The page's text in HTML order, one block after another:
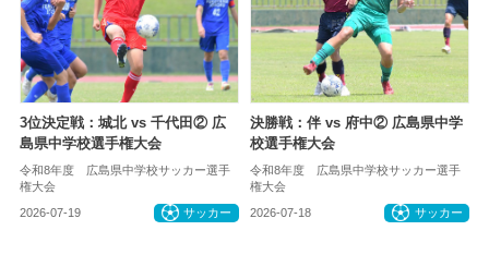
3位決定戦：城北 vs 千代田② 広
島県中学校選手権大会
令和8年度 広島県中学校サッカー選手
権大会
2026-07-19 サッカー
決勝戦：伴 vs 府中② 広島県中学
校選手権大会
令和8年度 広島県中学校サッカー選手
権大会
2026-07-18 サッカー